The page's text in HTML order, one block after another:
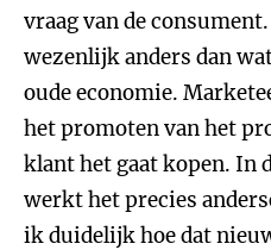
vraag van de
wezenlijk anders dan
oude economie.
het promoten van het
klant het gaat kopen. In
werkt het precies
ik duidelijk hoe dat